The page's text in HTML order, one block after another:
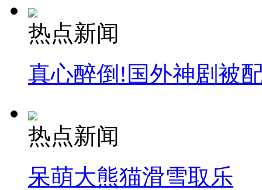
热点新闻
真心醉倒!国外神剧被
热点新闻
呆萌大熊猫滑雪取乐